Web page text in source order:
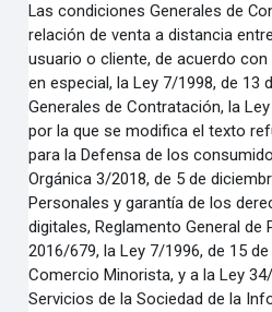
Las condiciones Generales de
relación de venta a distancia
usuario o cliente, de acuerdo
en especial, la Ley 7/1998, de 13
Generales de Contratación, la
por la que se modificael texto
para la Defensa de los
Orgánica3/2018, de 5 de
Personales y garantía de los
digitales,Reglamento General de
2016/679, la Ley 7/1996, de 15
Comercio Minorista, y a la Ley
Servicios de la Sociedad de la